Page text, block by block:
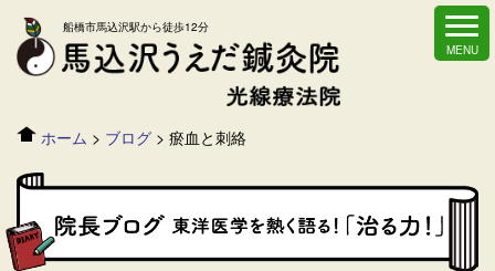
船橋市馬込沢駅から徒歩12分
ホーム > ブログ> 瘀血と刺絡